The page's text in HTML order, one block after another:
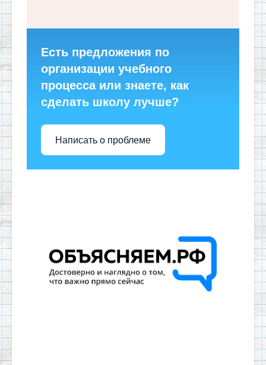
Есть предложения по
организации учебного
процесса или знаете, как
сделать школу лучше?
Написать о проблеме